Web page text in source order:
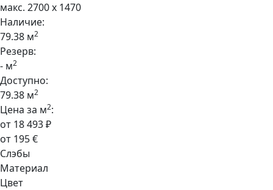
макс. 2700 x 1470
Наличие:
79.38 м2
Резерв:
- м2
Доступно:
79.38 м2
Цена за м2:
от 18 493 ₽
от 195 €
Слэбы
Материал
Цвет